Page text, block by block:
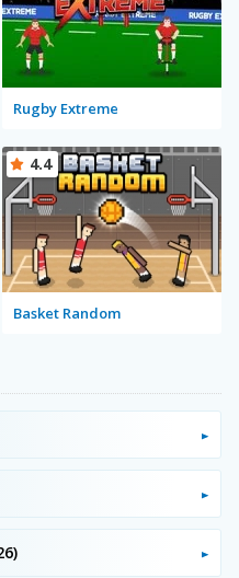
Rugby Extreme
Basket Random
4.4